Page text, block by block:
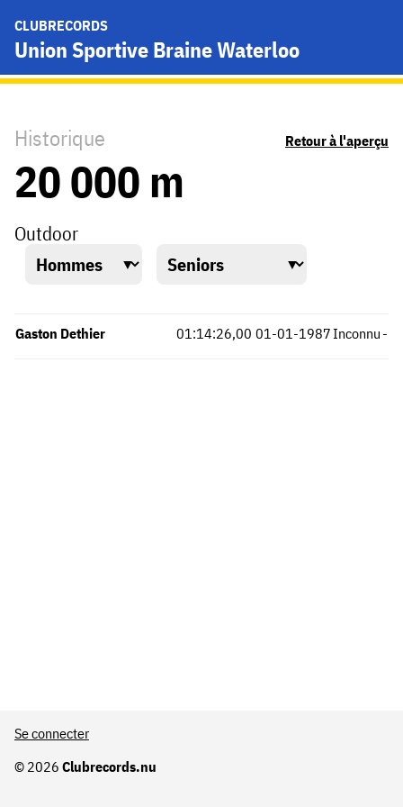
CLUBRECORDS
Union Sportive Braine Waterloo
Historique Retour à l'aperçu
20 000 m
Outdoor
Gaston Dethier Inconnu
01:14:26,00 -
01-01-1987
© 2026 Clubrecords.nu
Se connecter